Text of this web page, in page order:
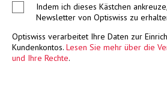
Indem ich dieses Kästchen
Newsletter von Optiswiss zu
Optiswiss verarbeitet Ihre Daten zur
Kundenkontos. Lesen Sie mehr über die
und Ihre Rechte.